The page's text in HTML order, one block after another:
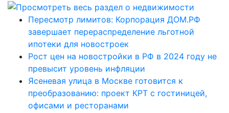
Пересмотр лимитов: Корпорация ДОМ.РФ
завершает перераспределение льготной
ипотеки для новостроек
Рост цен на новостройки в РФ в 2024 году не
превысит уровень инфляции
Ясеневая улица в Москве готовится к
преобразованию: проект КРТ с гостиницей,
офисами и ресторанами